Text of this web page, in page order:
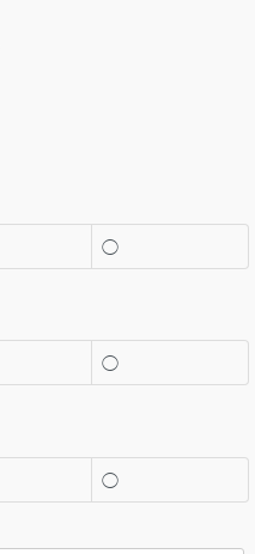
◯
◯
◯